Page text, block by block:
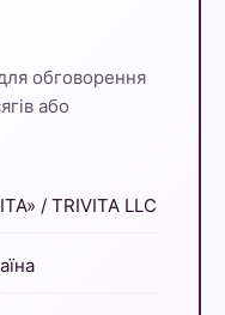
обговорення
або
/ TRIVITA LLC